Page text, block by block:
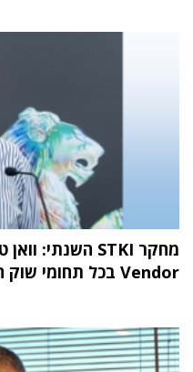
Vendor בכל תחומי שוק ה-IT